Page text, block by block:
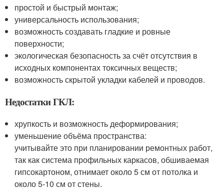
простой и быстрый монтаж;
универсальность использования;
возможность создавать гладкие и ровные
поверхности;
экологическая безопасность за счёт отсутствия в
исходных компонентах токсичных веществ;
возможность скрытой укладки кабелей и проводов.
Недостатки ГКЛ:
хрупкость и возможность деформирования;
уменьшение объёма пространства:
учитывайте это при планировании ремонтных работ,
так как система профильных каркасов, обшиваемая
гипсокартоном, отнимает около 5 см от потолка и
около 5-10 см от стены.